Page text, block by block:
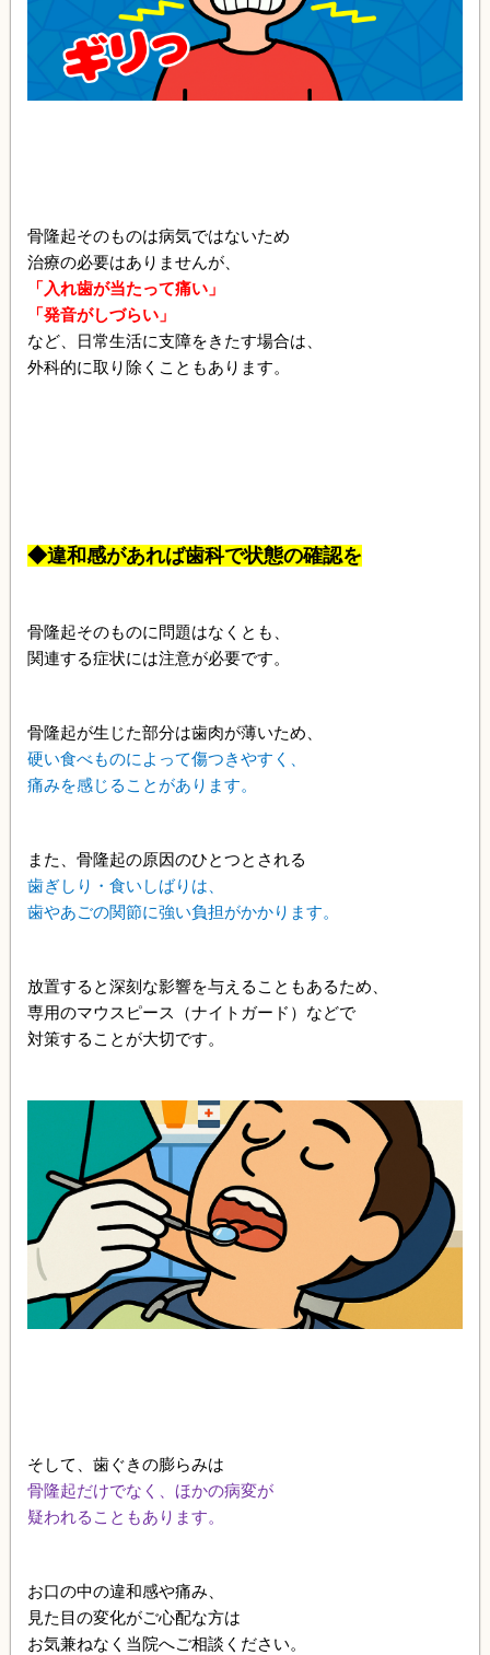
骨隆起そのものは病気ではないため
治療の必要はありませんが、
「入れ歯が当たって痛い」
「発音がしづらい」
など、日常生活に支障をきたす場合は、
外科的に取り除くこともあります。
◆違和感があれば歯科で状態の確認を
骨隆起そのものに問題はなくとも、
関連する症状には注意が必要です。
骨隆起が生じた部分は歯肉が薄いため、
硬い食べものによって傷つきやすく、
痛みを感じることがあります。
また、骨隆起の原因のひとつとされる
歯ぎしり・食いしばりは、
歯やあごの関節に強い負担がかかります。
放置すると深刻な影響を与えることもあるため、
専用のマウスピース（ナイトガード）などで
対策することが大切です。
そして、歯ぐきの膨らみは
骨隆起だけでなく、ほかの病変が
疑われることもあります。
お口の中の違和感や痛み、
見た目の変化がご心配な方は
お気兼ねなく当院へご相談ください。